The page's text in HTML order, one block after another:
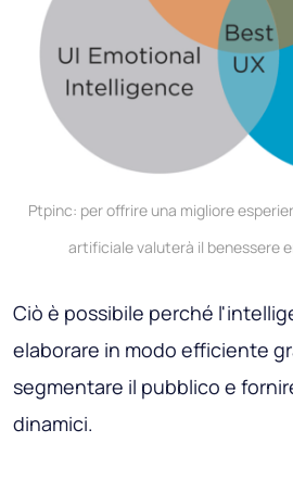
Ptpinc: per offrire una migliore
artificiale valuterà il benessere
Ciò è possibile perché
elaborare in modo efficiente
segmentare il pubblico e
dinamici.